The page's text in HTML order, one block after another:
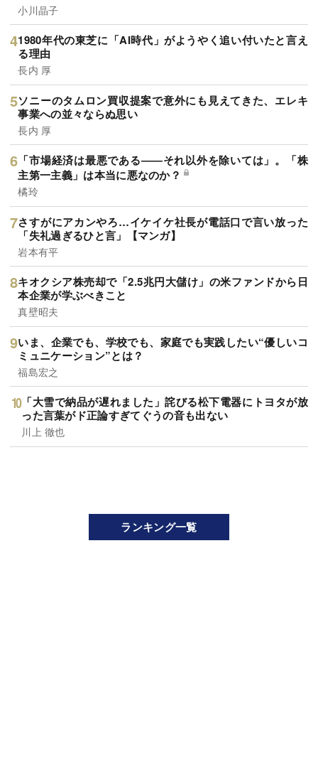
小川晶子
1980年代の東芝に「AI時代」がようやく追い付いたと言え
る理由
長内 厚
ソニーのタムロン買収提案で意外にも見えてきた、エレキ
事業への並々ならぬ思い
長内 厚
「市場経済は最悪である――それ以外を除いては」。「株
主第一主義」は本当に悪なのか？
橘玲
さすがにアカンやろ…イケイケ社長が電話口で言い放った
「失礼過ぎるひと言」【マンガ】
岩本有平
キオクシア株売却で「2.5兆円大儲け」の米ファンドから日
本企業が学ぶべきこと
真壁昭夫
いま、企業でも、学校でも、家庭でも実践したい“優しいコ
ミュニケーション”とは？
福島宏之
「大雪で納品が遅れました」詫びる松下電器にトヨタが放
った言葉がド正論すぎてぐうの音も出ない
川上 徹也
ランキング一覧